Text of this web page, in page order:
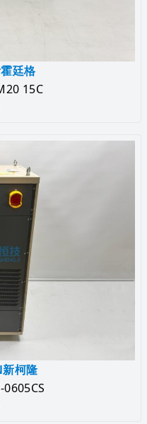
廷格
15C
柯隆
0605CS